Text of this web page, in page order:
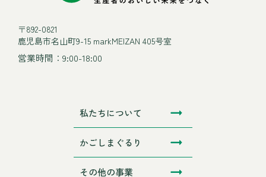
〒892-0821
鹿児島市名山町9-15 markMEIZAN 405号室
営業時間：9:00-18:00
私たちについて
かごしまぐるり
その他の事業